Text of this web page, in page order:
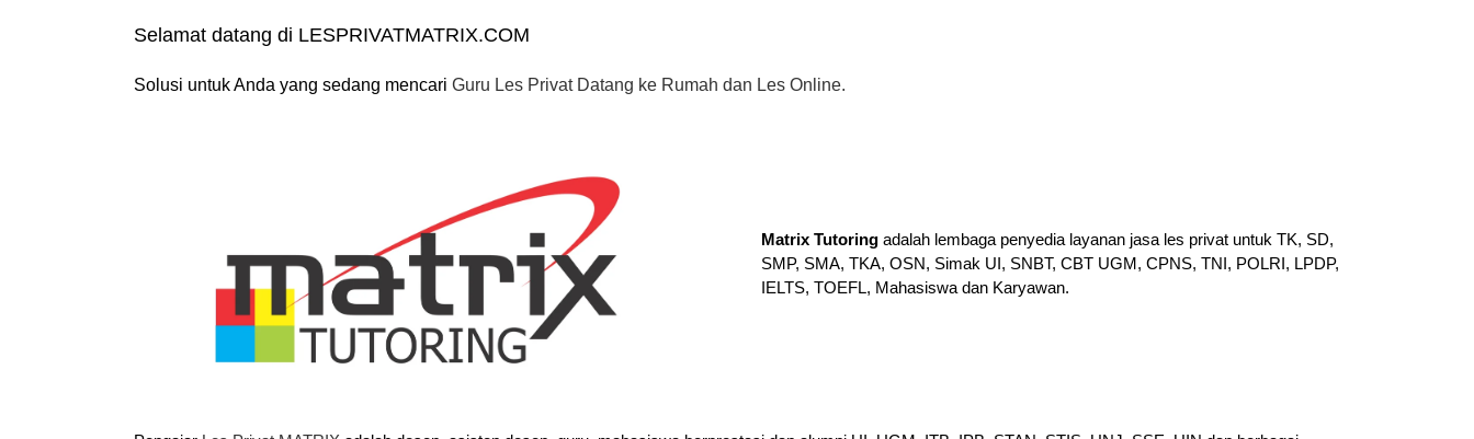
Selamat datang di LESPRIVATMATRIX.COM
Solusi untuk Anda yang sedang mencari Guru Les Privat Datang ke Rumah dan Les Online.
Matrix Tutoring adalah lembaga penyedia layanan jasa les privat untuk TK, SD,
SMP, SMA, TKA, OSN, Simak UI, SNBT, CBT UGM, CPNS, TNI, POLRI, LPDP,
IELTS, TOEFL, Mahasiswa dan Karyawan.